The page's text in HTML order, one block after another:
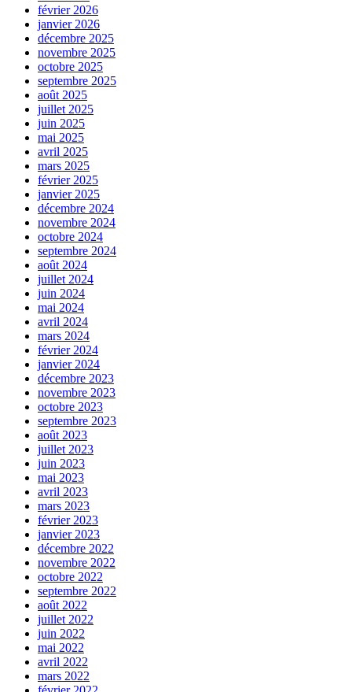
février 2026
janvier 2026
décembre 2025
novembre 2025
octobre 2025
septembre 2025
août 2025
juillet 2025
juin 2025
mai 2025
avril 2025
mars 2025
février 2025
janvier 2025
décembre 2024
novembre 2024
octobre 2024
septembre 2024
août 2024
juillet 2024
juin 2024
mai 2024
avril 2024
mars 2024
février 2024
janvier 2024
décembre 2023
novembre 2023
octobre 2023
septembre 2023
août 2023
juillet 2023
juin 2023
mai 2023
avril 2023
mars 2023
février 2023
janvier 2023
décembre 2022
novembre 2022
octobre 2022
septembre 2022
août 2022
juillet 2022
juin 2022
mai 2022
avril 2022
mars 2022